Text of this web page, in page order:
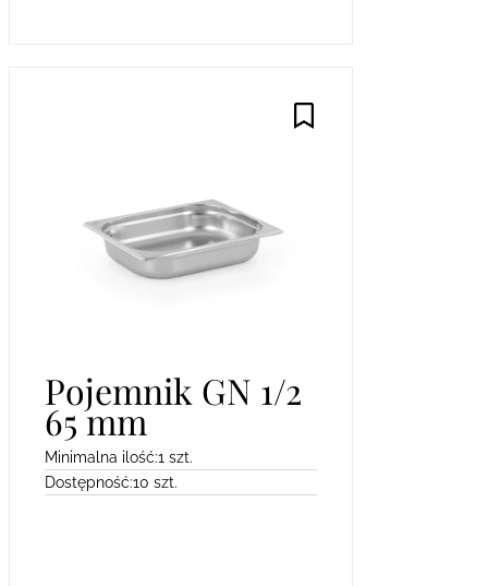
Pojemnik GN 1/2
65 mm
Minimalna ilość:1 szt.
Dostępność:10 szt.